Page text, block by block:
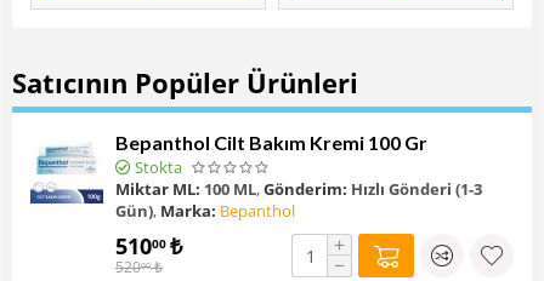
Satıcının Popüler Ürünleri
Bepanthol Cilt Bakım Kremi 100 Gr
Stokta
Miktar ML: 100 ML,Gönderim: Hızlı Gönderi (1-3
Gün), Marka: Bepanthol
51000 ₺
52000 ₺
+
−